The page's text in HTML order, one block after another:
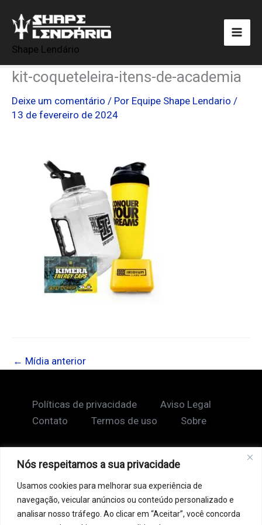
Nós respeitamos a sua privacidade
Usamos cookies para melhorar sua experiência de
navegação, veicular anúncios ou conteúdo personalizado e
analisar nosso tráfego. Ao clicar em “Aceitar”, você concorda
para
conteúdo
Shape Lendário
kit-coqueteleira-itens-de-academia
Deixe um comentário / Por Equipe Shape Lendario /
13 de fevereiro de 2024
← Mídia anterior
Políticas de privacidade
Aviso Legal
Contato
Termos de uso Sobre
Ao acessar este site, você concorda com nossos
Termos de Uso e Política de Privacidade. Este site